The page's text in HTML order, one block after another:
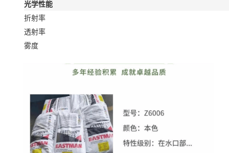
光学性能
折射率
透射率
雾度